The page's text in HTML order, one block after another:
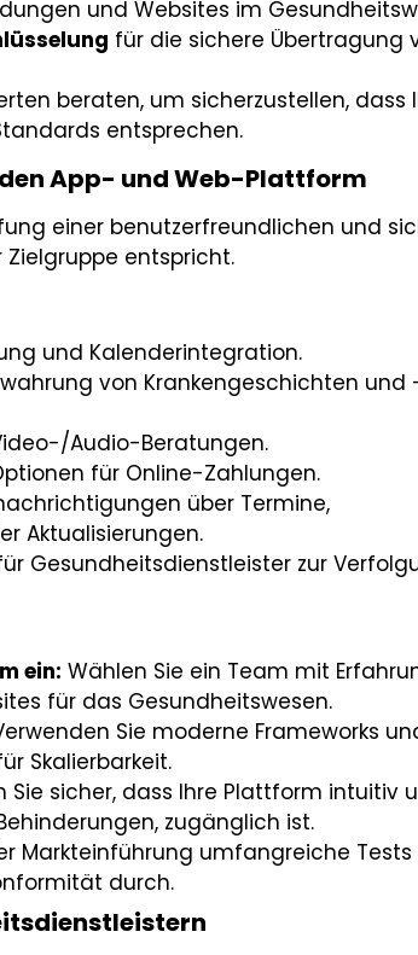
und Websites im
für die sichere Übertragung
beraten, um sicherzustellen, dass
entsprechen.
App- und Web-Plattform
einer benutzerfreundlichen und
entspricht.
und Kalenderintegration.
von Krankengeschichten und
Audio-Beratungen.
für Online-Zahlungen.
über Termine,
Aktualisierungen.
Gesundheitsdienstleister zur
ein: Wählen Sie ein Team mit
für das Gesundheitswesen.
Sie moderne Frameworks
Skalierbarkeit.
Sie sicher, dass Ihre Plattform intuitiv
zugänglich ist.
Markteinführung umfangreiche Tests
durch.